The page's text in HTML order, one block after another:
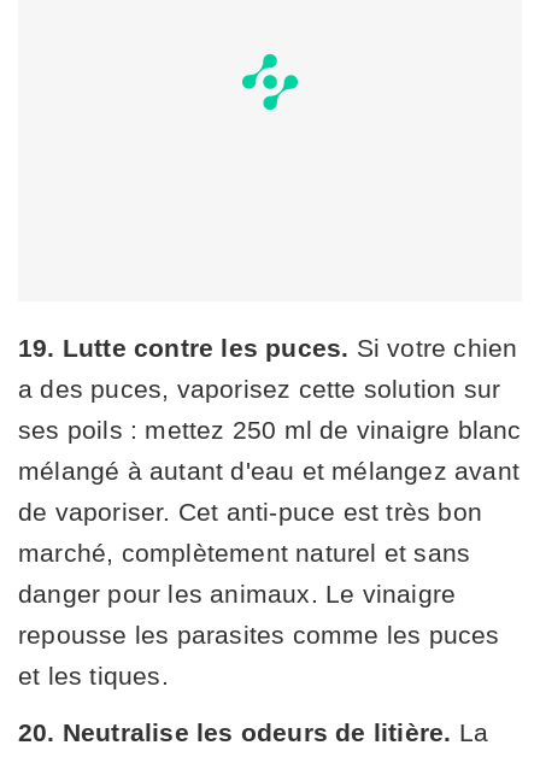
19. Lutte contre les puces. Si votre chien
a des puces, vaporisez cette solution sur
ses poils : mettez 250 ml de vinaigre blanc
mélangé à autant d'eau et mélangez avant
de vaporiser. Cet anti-puce est très bon
marché, complètement naturel et sans
danger pour les animaux. Le vinaigre
repousse les parasites comme les puces
et les tiques.
20. Neutralise les odeurs de litière. La